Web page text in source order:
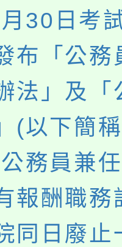
輔導中心
導、社會
參加。
30日考
布「公務
法」及「
(以下簡
務員兼
報酬職務
同日廢止